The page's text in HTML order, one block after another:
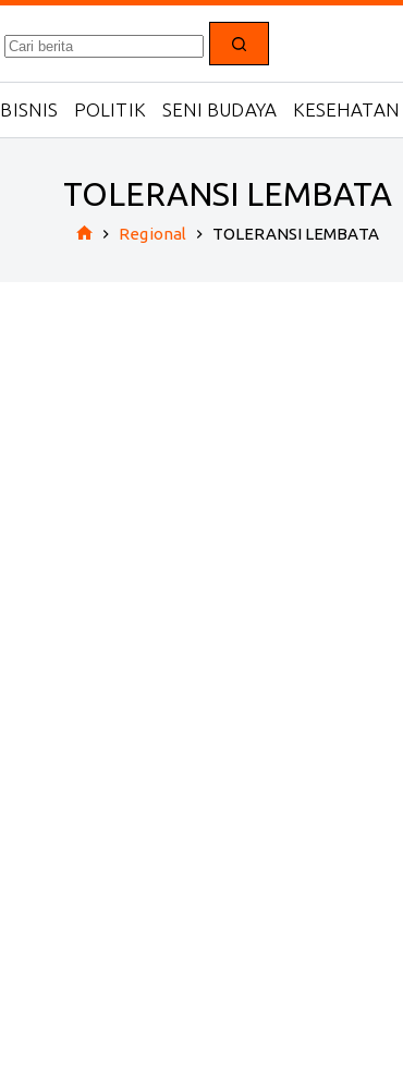
No
results
BISNIS POLITIK SENI BUDAYA KESEHATAN
TOLERANSI LEMBATA
Regional TOLERANSI LEMBATA